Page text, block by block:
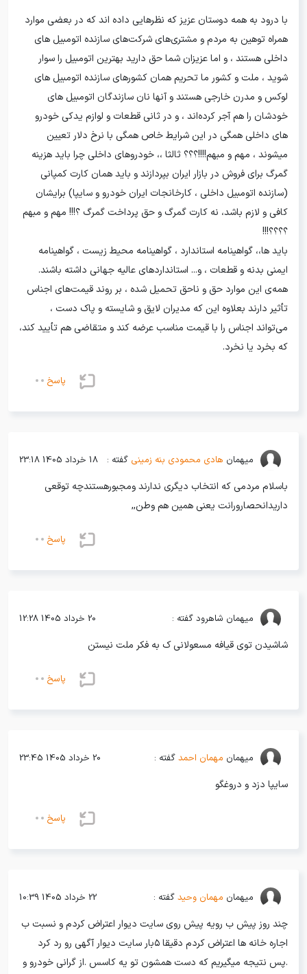
با درود به همه دوستان عزیز که نظرهایی داده اند که در بعضی موارد
همراه توهین به مردم و مشتری‌های شرکت‌های سازنده اتومبیل های
داخلی هستند ، و اما عزیزان شما حق دارید بهترین اتومبیل را سوار
شوید ، ملت و کشور ما تحریم همان کشورهای سازنده اتومبیل های
لوکس و مدرن خارجی هستند و آنها نان سازندگان اتومبیل های
خودشان را هم آجر کرده‌اند ، و در ثانی قطعات و لوازم یدکی خودرو
های داخلی همگی در این شرایط خاص همگی با نرخ دلار تعیین
میشوند ، مهم و مبهم!!!!؟؟؟ ثالثا ،، خودروهای داخلی چرا باید هزینه
گمرگ برای فروش در بازار ایران بپردازند و باید همان کارت کمپانی
(سازنده اتومبیل داخلی ، کارخانجات ایران خودرو و سایپا) برایشان
کافی و لازم باشد، نه کارت گمرگ و حق پرداخت گمرگ ؟!!! مهم و مبهم
؟؟؟؟!!!
باید ها،، گواهینامه استاندارد ، گواهینامه محیط زیست ، گواهینامه
ایمنی بدنه و قطعات ، و... استانداردهای عالیه جهانی داشته باشند.
همه‌ی این موارد حق و ناحق تحمیل شده ، بر روند قیمت‌های اجناس
تأثیر دارند بعلاوه این که مدیران لایق و شایسته و پاک دست ،
می‌تواند اجناس را با قیمت مناسب عرضه کند و متقاضی هم تأیید کند،
که بخرد یا نخرد.
پاسخ
میهمان هادی محمودی بنه زمینی گفته : 18 خرداد 1405 23:18
باسلام مردمی که انتخاب دیگری ندارند ومجبورهستندچه توقعی
داریدانحصارورانت یعنی همین هم وطن,,
پاسخ
میهمان شاهرود گفته : 20 خرداد 1405 12:28
شاشیدن توی قیافه مسعولانی ک به فکر ملت نیستن
پاسخ
میهمان مهمان احمد گفته : 20 خرداد 1405 23:45
سایپا دزد و دروغگو
پاسخ
میهمان مهمان وحید گفته : 22 خرداد 1405 10:39
چند روز پیش ب رویه پیش روی سایت دیوار اعتراض کردم و نسبت ب
اجاره خانه ها اعتراض کردم دقیقا ۵بار سایت دیوار آگهی رو رد کرد
.پس نتیجه میگیریم که دست همشون تو یه کاسس .از گرانی خودرو و